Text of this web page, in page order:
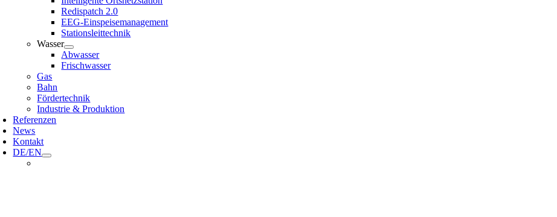
Redispatch 2.0
EEG-Einspeisemanagement
Stationsleittechnik
Wasser
Abwasser
Frischwasser
Gas
Bahn
Fördertechnik
Industrie & Produktion
Referenzen
News
Kontakt
DE/EN